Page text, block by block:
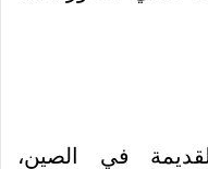
في الصين،